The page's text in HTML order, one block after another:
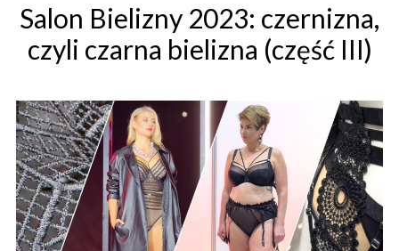
Salon Bielizny 2023: czernizna,
czyli czarna bielizna (część III)